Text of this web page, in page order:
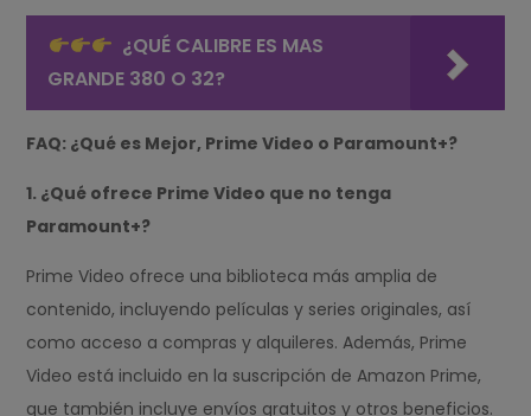
¿QUÉ CALIBRE ES MAS
GRANDE 380 O 32?
FAQ: ¿Qué es Mejor, Prime Video o Paramount+?
1. ¿Qué ofrece Prime Video que no tenga
Paramount+?
Prime Video ofrece una biblioteca más amplia de
contenido, incluyendo películas y series originales, así
como acceso a compras y alquileres. Además, Prime
Video está incluido en la suscripción de Amazon Prime,
que también incluye envíos gratuitos y otros beneficios.